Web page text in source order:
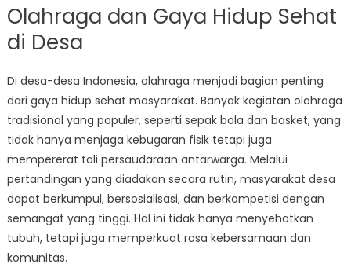
Olahraga dan Gaya Hidup Sehat
di Desa
Di desa-desa Indonesia, olahraga menjadi bagian penting
dari gaya hidup sehat masyarakat. Banyak kegiatan olahraga
tradisional yang populer, seperti sepak bola dan basket, yang
tidak hanya menjaga kebugaran fisik tetapi juga
mempererat tali persaudaraan antarwarga. Melalui
pertandingan yang diadakan secara rutin, masyarakat desa
dapat berkumpul, bersosialisasi, dan berkompetisi dengan
semangat yang tinggi. Hal ini tidak hanya menyehatkan
tubuh, tetapi juga memperkuat rasa kebersamaan dan
komunitas.